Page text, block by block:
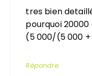
tres bien
pourquoi 20000
(5 000/(5 000
Répondre